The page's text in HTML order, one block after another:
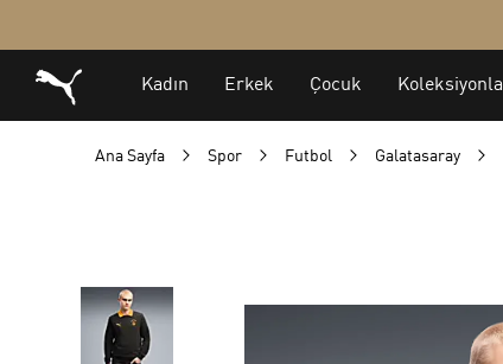
Ana Sayfa Spor Futbol Galatasaray